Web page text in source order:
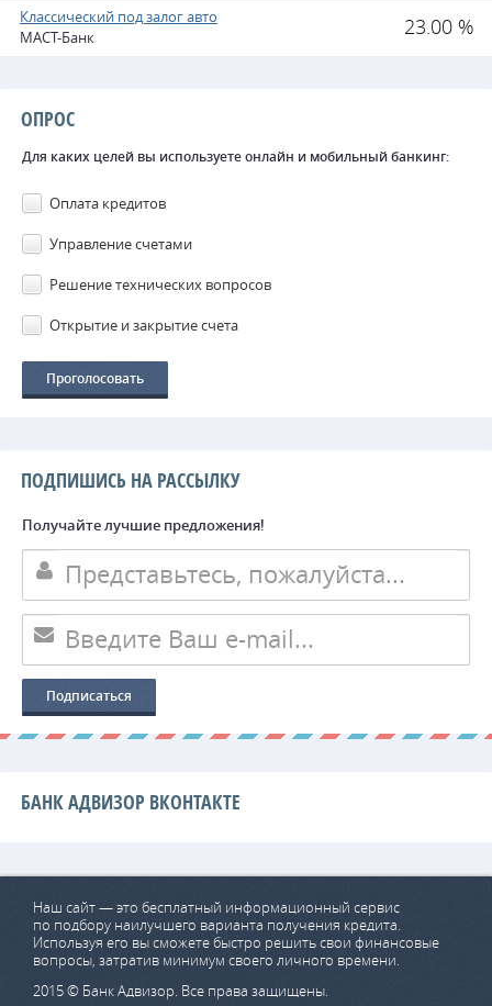
Классический под залог авто
МАСТ-Банк
23.00 %
ОПРОС
Для каких целей вы используете онлайн и мобильный банкинг:
Оплата кредитов
Управление счетами
Решение технических вопросов
Открытие и закрытие счета
ПОДПИШИСЬ НА РАССЫЛКУ
Получайте лучшие предложения!
БАНК АДВИЗОР ВКОНТАКТЕ
Наш сайт — это бесплатный информационный сервис
по подбору наилучшего варианта получения кредита.
Используя его вы сможете быстро решить свои финансовые
вопросы, затратив минимум своего личного времени.
2015 © Банк Адвизор. Все права защищены.